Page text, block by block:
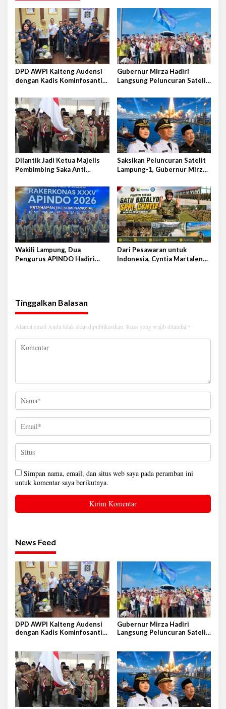
s
i
p
o
s
DPD AWPI Kalteng Audensi
dengan Kadis Kominfosantik
Rencana Kongnas II AWPI se-
Indonesia
Gubernur Mirza Hadiri
Langsung Peluncuran Satelit
Tiongkok Timur
Dilantik Jadi Ketua Majelis
Pembimbing Saka Anti
Selatan, Kepala BNNK
Pramuka Garda P4GN
Saksikan Peluncuran Satelit
Lampung-1, Gubernur Mirza
Wakili Lampung, Dua
Pengurus APINDO Hadiri
Dari Pesawaran untuk
Indonesia, Cyntia Martalena
Tinggalkan Balasan
Alamat email Anda tidak akan dipublikasikan. Ruas yang wajib ditandai *
Simpan nama, email, dan situs web saya pada peramban ini
untuk komentar saya berikutnya.
News Feed
DPD AWPI Kalteng Audensi
dengan Kadis Kominfosantik
Indonesia
Gubernur Mirza Hadiri
Langsung Peluncuran Satelit